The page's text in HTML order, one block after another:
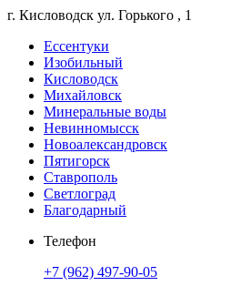
г. Кисловодск ул. Горького , 1
Ессентуки
Изобильный
Кисловодск
Михайловск
Минеральные воды
Невинномысск
Новоалександровск
Пятигорск
Ставрополь
Светлоград
Благодарный
Телефон
+7 (962) 497-90-05